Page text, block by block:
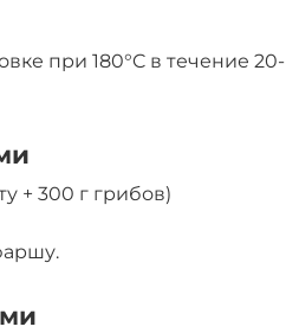
при 180°C в течение 20-
+ 300 г грибов)